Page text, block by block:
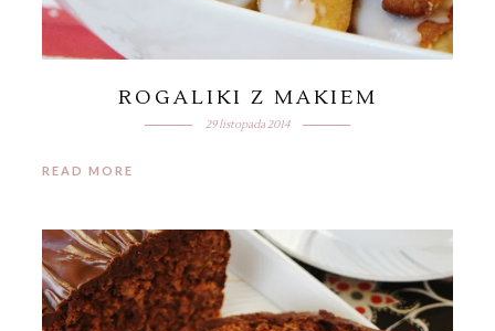
ROGALIKI Z MAKIEM
29 listopada 2014
READ MORE